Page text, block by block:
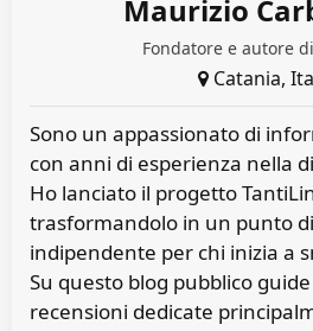
Maurizio
Fondatore e autore
Catania,
Sono un appassionato di
con anni di esperienza nella
Ho lanciato il progetto
trasformandolo in un punto
indipendente per chi inizia a
Su questo blog pubblico
recensioni dedicate